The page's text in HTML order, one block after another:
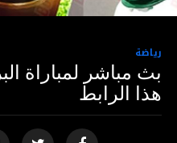
رياضة
بث مباشر لمباراة
هذا الرابط